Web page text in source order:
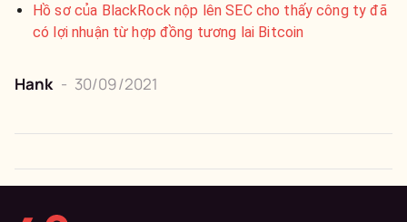
Hồ sơ của BlackRock nộp lên SEC cho thấy công ty đã
có lợi nhuận từ hợp đồng tương lai Bitcoin
Hank - 30/09/2021